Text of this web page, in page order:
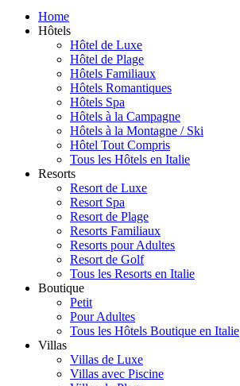
Home
Hôtels
Hôtel de Luxe
Hôtel de Plage
Hôtels Familiaux
Hôtels Romantiques
Hôtels Spa
Hôtels à la Campagne
Hôtels à la Montagne / Ski
Hôtel Tout Compris
Tous les Hôtels en Italie
Resorts
Resort de Luxe
Resort Spa
Resort de Plage
Resorts Familiaux
Resorts pour Adultes
Resort de Golf
Tous les Resorts en Italie
Boutique
Petit
Pour Adultes
Tous les Hôtels Boutique en Italie
Villas
Villas de Luxe
Villas avec Piscine